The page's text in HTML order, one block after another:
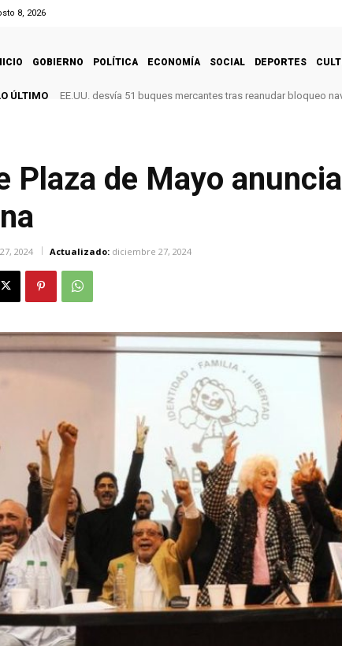
8, 2026
GOBIERNO POLÍTICA ECONOMÍA SOCIAL DEPORTES
ÚLTIMO EE.UU. desvía 51 buques mercantes tras reanudar bloqueo
Plaza de Mayo
2024 Actualizado: diciembre 27, 2024